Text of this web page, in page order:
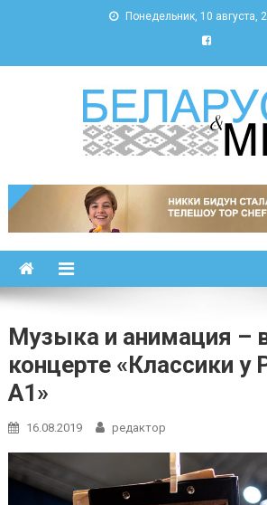
Понедельник, 10 августа,
Беларусь и мир
Музыка и анимация –
концерте «Классики у
А1»
16.08.2019 редактор